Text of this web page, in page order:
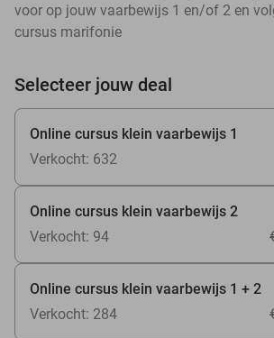
voor op jouw vaarbewijs 1 en/of 2 en
cursus marifonie
Selecteer jouw deal
Online cursus klein vaarbewijs 1
Verkocht: 632
Online cursus klein vaarbewijs 2
Verkocht: 94
Online cursus klein vaarbewijs 1 + 2
Verkocht: 284